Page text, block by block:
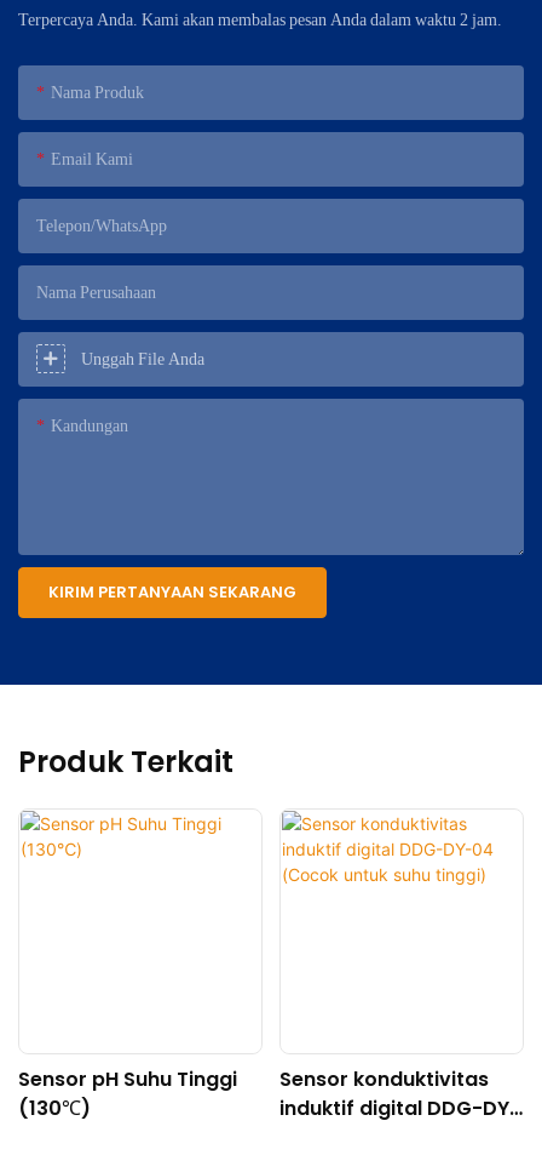
Terpercaya Anda. Kami akan membalas pesan Anda dalam waktu 2 jam.
Nama Produk
Email Kami
Telepon/WhatsApp
Nama Perusahaan
Unggah File Anda
Kandungan
KIRIM PERTANYAAN SEKARANG
Produk Terkait
Sensor pH Suhu Tinggi
(130℃)
Sensor konduktivitas
induktif digital DDG-DY-